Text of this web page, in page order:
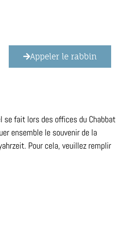
Appeler le rabbin
se fait lors des offices du Chabbat
ensemble le souvenir de la
Pour cela, veuillez remplir